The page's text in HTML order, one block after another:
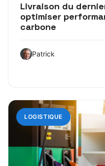
Livraison du
optimiser
carbone
Patrick
LOGISTIQUE